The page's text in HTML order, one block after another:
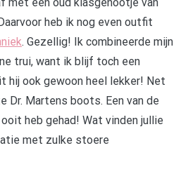
heb ik nog even outfit
. Gezellig! Ik combineerde mijn
trui, want ik blijf toch een
hij ook gewoon heel lekker! Net
Dr. Martens boots. Een van de
heb gehad! Wat vinden jullie
met zulke stoere